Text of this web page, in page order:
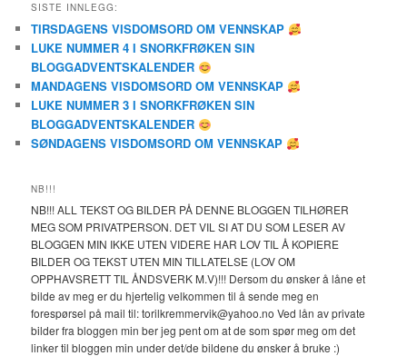
SISTE INNLEGG:
TIRSDAGENS VISDOMSORD OM VENNSKAP
LUKE NUMMER 4 I SNORKFRØKEN SIN
BLOGGADVENTSKALENDER
MANDAGENS VISDOMSORD OM VENNSKAP
LUKE NUMMER 3 I SNORKFRØKEN SIN
BLOGGADVENTSKALENDER
SØNDAGENS VISDOMSORD OM VENNSKAP
NB!!!
NB!!! ALL TEKST OG BILDER PÅ DENNE BLOGGEN TILHØRER
MEG SOM PRIVATPERSON. DET VIL SI AT DU SOM LESER AV
BLOGGEN MIN IKKE UTEN VIDERE HAR LOV TIL Å KOPIERE
BILDER OG TEKST UTEN MIN TILLATELSE (LOV OM
OPPHAVSRETT TIL ÅNDSVERK M.V)!!! Dersom du ønsker å låne et
bilde av meg er du hjertelig velkommen til å sende meg en
forespørsel på mail til: torilkremmervik@yahoo.no Ved lån av private
bilder fra bloggen min ber jeg pent om at de som spør meg om det
linker til bloggen min under det/de bildene du ønsker å bruke :)